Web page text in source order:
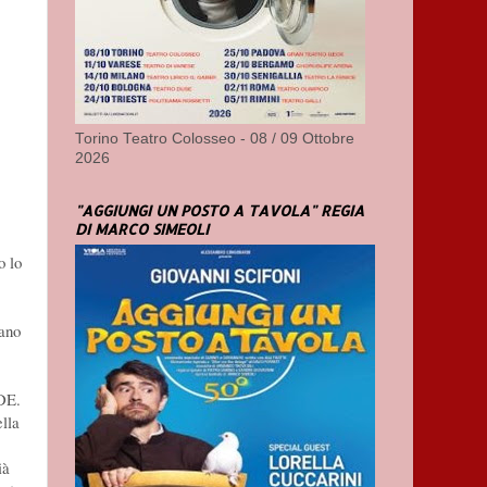
lo
Torino Teatro Colosseo - 08 / 09 Ottobre
2026
"AGGIUNGI UN POSTO A TAVOLA" REGIA
DI MARCO SIMEOLI